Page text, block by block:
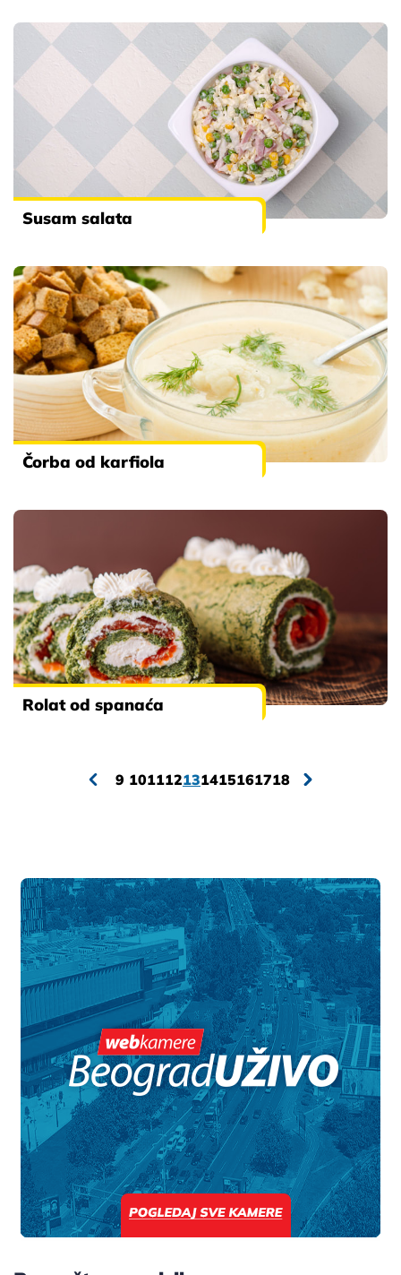
Susam salata
Čorba od karfiola
Rolat od spanaća
9 101112131415161718